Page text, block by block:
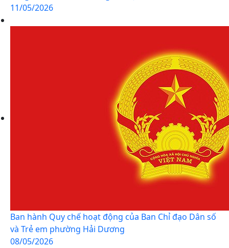
11/05/2026
Ban hành Quy chế hoạt động của Ban Chỉ đạo Dân số
và Trẻ em phường Hải Dương
08/05/2026